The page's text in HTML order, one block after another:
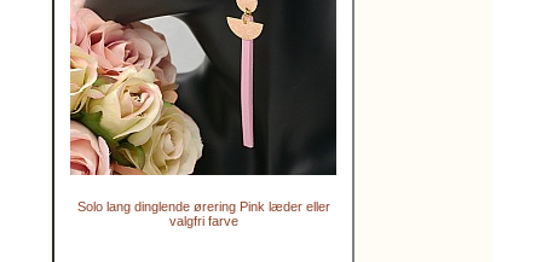
Solo lang dinglende ørering Pink læder eller
valgfri farve